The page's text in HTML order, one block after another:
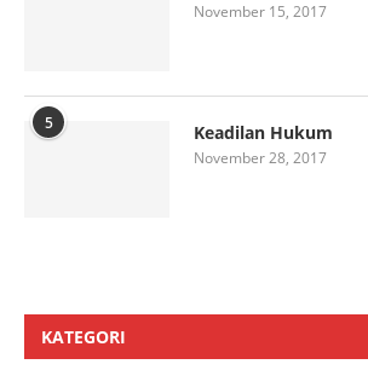
November 15, 2017
5 Keadilan Hukum
November 28, 2017
KATEGORI